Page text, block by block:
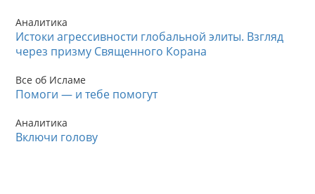
Аналитика
Истоки агрессивности глобальной элиты. Взгляд
через призму Священного Корана
Все об Исламе
Помоги — и тебе помогут
Аналитика
Включи голову